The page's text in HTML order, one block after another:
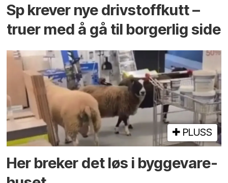
Sp krever nye drivstoffkutt –
truer med å gå til borgerlig side
PLUSS
Her breker det løs i bygge­vare­